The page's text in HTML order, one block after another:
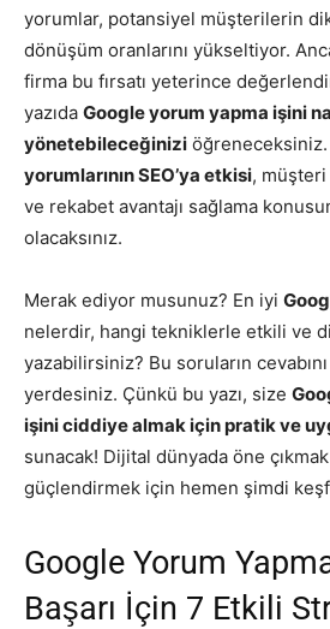
yorumlar, potansiyel müşterilerin
dönüşüm oranlarını yükseltiyor.
firma bu fırsatı yeterince
yazıda Google yorum yapma işini
yönetebileceğinizi öğreneceksiniz.
yorumlarının SEO’ya etkisi,
ve rekabet avantajı sağlama
olacaksınız.
Merak ediyor musunuz? En iyi
nelerdir, hangi tekniklerle etkili ve
yazabilirsiniz? Bu soruların
yerdesiniz. Çünkü bu yazı, size
işini ciddiye almak için pratik ve
sunacak! Dijital dünyada öne çıkmak
güçlendirmek için hemen şimdi
Google Yorum
Başarı İçin 7 Etkili